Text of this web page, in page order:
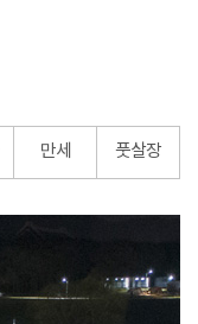
만세 풋살장